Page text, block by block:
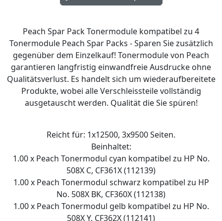
Peach Spar Pack Tonermodule kompatibel zu 4
Tonermodule Peach Spar Packs - Sparen Sie zusätzlich
gegenüber dem Einzelkauf! Tonermodule von Peach
garantieren langfristig einwandfreie Ausdrucke ohne
Qualitätsverlust. Es handelt sich um wiederaufbereitete
Produkte, wobei alle Verschleissteile vollständig
ausgetauscht werden. Qualität die Sie spüren!
Reicht für: 1x12500, 3x9500 Seiten.
Beinhaltet:
1.00 x Peach Tonermodul cyan kompatibel zu HP No.
508X C, CF361X (112139)
1.00 x Peach Tonermodul schwarz kompatibel zu HP
No. 508X BK, CF360X (112138)
1.00 x Peach Tonermodul gelb kompatibel zu HP No.
508X Y, CF362X (112141)